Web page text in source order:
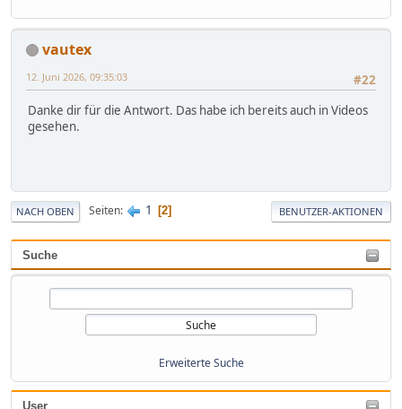
Suche
Erweiterte Suche
User
vautex
#22
12. Juni 2026, 09:35:03
Danke dir für die Antwort. Das habe ich bereits auch in Videos
gesehen.
NACH OBEN Seiten 1 2 BENUTZER-AKTIONEN